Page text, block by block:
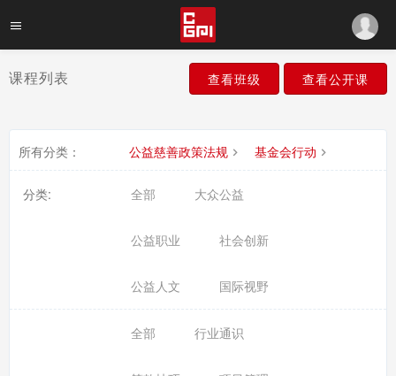
课程列表 查看班级 查看公开课
所有分类： 公益慈善政策法规 基金会行动
分类: 全部 大众公益
公益职业 社会创新
公益人文 国际视野
全部 行业通识